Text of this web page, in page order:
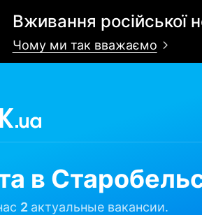
Вживання російської
Чому ми так вважаємо
в
2 актуальные вакансии.